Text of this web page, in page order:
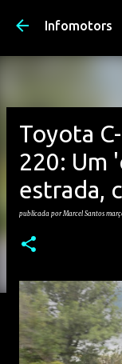
Infomotors
Toyota
220: Um
estrada,
publicada porMarcel Santos